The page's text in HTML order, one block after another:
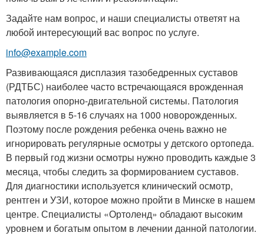
Задайте нам вопрос, и наши специалисты ответят на
любой интересующий вас вопрос по услуге.
info@example.com
Развивающаяся дисплазия тазобедренных суставов
(РДТБС) наиболее часто встречающаяся врожденная
патология опорно-двигательной системы. Патология
выявляется в 5-16 случаях на 1000 новорожденных.
Поэтому после рождения ребенка очень важно не
игнорировать регулярные осмотры у детского ортопеда.
В первый год жизни осмотры нужно проводить каждые 3
месяца, чтобы следить за формированием суставов.
Для диагностики используется клинический осмотр,
рентген и УЗИ, которое можно пройти в Минске в нашем
центре. Специалисты «Ортоленд» обладают высоким
уровнем и богатым опытом в лечении данной патологии.